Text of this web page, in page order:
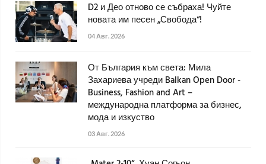
D2 и Део отново се събраха! Чуйте
новата им песен „Свобода“!
04 Авг. 2026
От България към света: Мила
Захариева учреди Balkan Open Door -
Business, Fashion and Art –
международна платформа за бизнес,
мода и изкуство
03 Авг. 2026